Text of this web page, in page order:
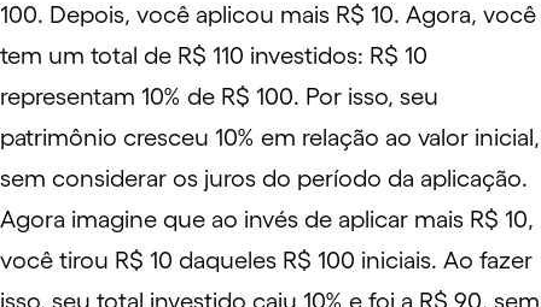
100. Depois, você aplicou mais R$ 10. Agora, você
tem um total de R$ 110 investidos: R$ 10
representam 10% de R$ 100. Por isso, seu
patrimônio cresceu 10% em relação ao valor inicial,
sem considerar os juros do período da aplicação.
Agora imagine que ao invés de aplicar mais R$ 10,
você tirou R$ 10 daqueles R$ 100 iniciais. Ao fazer
isso, seu total investido caiu 10% e foi a R$ 90, sem